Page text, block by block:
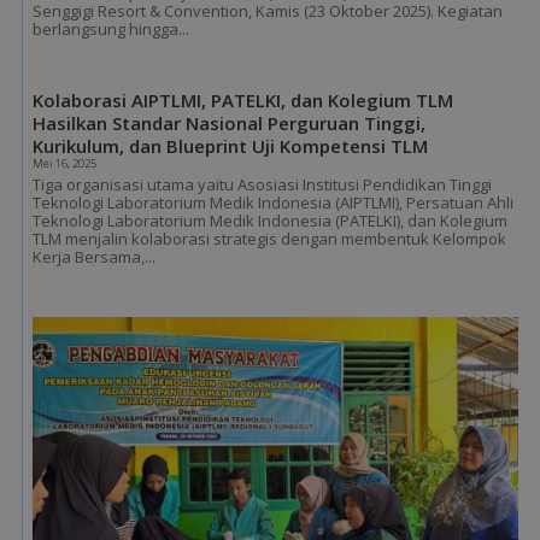
Senggigi Resort & Convention, Kamis (23 Oktober 2025). Kegiatan
berlangsung hingga...
Kolaborasi AIPTLMI, PATELKI, dan Kolegium TLM
Hasilkan Standar Nasional Perguruan Tinggi,
Kurikulum, dan Blueprint Uji Kompetensi TLM
Mei 16, 2025
Tiga organisasi utama yaitu Asosiasi Institusi Pendidikan Tinggi
Teknologi Laboratorium Medik Indonesia (AIPTLMI), Persatuan Ahli
Teknologi Laboratorium Medik Indonesia (PATELKI), dan Kolegium
TLM menjalin kolaborasi strategis dengan membentuk Kelompok
Kerja Bersama,...